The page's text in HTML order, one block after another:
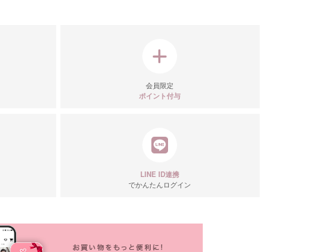
会員限定
ポイント付与
LINE ID連携
でかんたんログイン